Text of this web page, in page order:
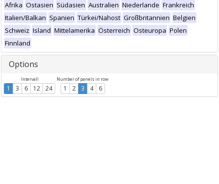
Afrika Ostasien Südasien Australien Niederlande Frankreich
Italien/Balkan Spanien Türkei/Nahost Großbritannien Belgien
Schweiz Island Mittelamerika Österreich Osteuropa Polen
Finnland
Options
Intervall
1 3 6 12 24
Number of panels in row
1 2 3 4 6